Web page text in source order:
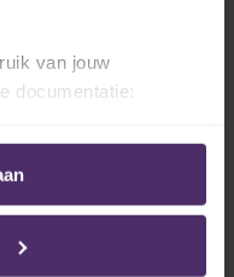
van jouw
documentatie: